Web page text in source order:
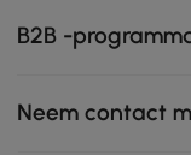
B2B -
Neem contact